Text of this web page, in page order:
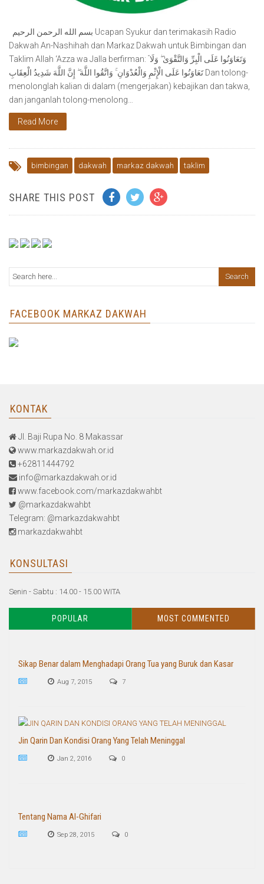
Dakwah An-Nashihah dan Markaz Dakwah untuk Bimbingan dan
Taklim Allah ‘Azza wa Jalla berfirman: ۘ وَتَعَاوَنُوا عَلَى الْبِرِّ وَالتَّقْوَىٰ ۖ وَلَا
تَعَاوَنُوا عَلَى الْإِثْمِ وَالْعُدْوَانِ ۚ وَاتَّقُوا اللَّهَ ۖ إِنَّ اللَّهَ شَدِيدُ الْعِقَابِ Dan tolong-
menolonglah kalian di dalam (mengerjakan) kebajikan dan takwa,
dan janganlah tolong-menolong…
Read More
bimbingan dakwah markaz dakwah taklim
SHARE THIS POST
FACEBOOK MARKAZ DAKWAH
KONTAK
Jl. Baji Rupa No. 8 Makassar
www.markazdakwah.or.id
+62811444792
info@markazdakwah.or.id
www.facebook.com/markazdakwahbt
@markazdakwahbt
Telegram: @markazdakwahbt
markazdakwahbt
KONSULTASI
Senin - Sabtu : 14.00 - 15.00 WITA
POPULAR MOST COMMENTED
Sikap Benar dalam Menghadapi Orang Tua yang Buruk dan Kasar
Aug 7, 2015 7
Jin Qarin Dan Kondisi Orang Yang Telah Meninggal
Jan 2, 2016 0
Tentang Nama Al-Ghifari
Sep 28, 2015 0